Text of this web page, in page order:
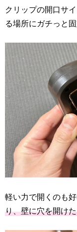
クリップの開口サ
る場所にガチっと
軽い力で開くのも
り、壁に穴を開け